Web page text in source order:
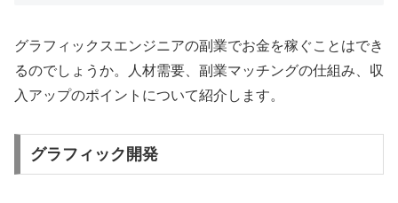
グラフィックスエンジニアの副業でお金を稼ぐことはでき
るのでしょうか。人材需要、副業マッチングの仕組み、収
入アップのポイントについて紹介します。
グラフィック開発